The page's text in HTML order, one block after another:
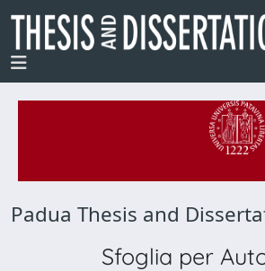
Padua Thesis and
Sfoglia per